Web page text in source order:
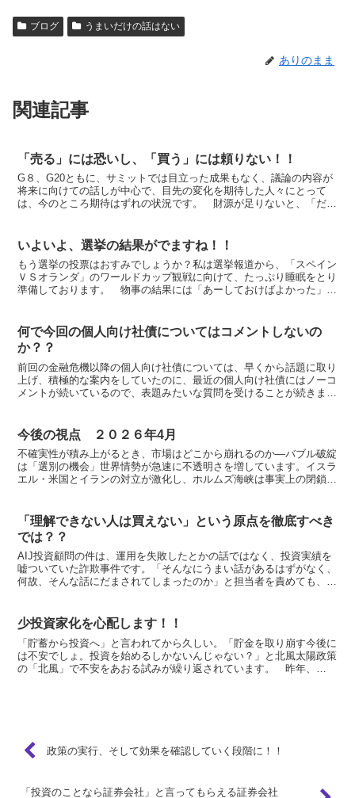
ブログ うまいだけの話はない
ありのまま
関連記事
「売る」には恐いし、「買う」には頼りない！！
G８、G20ともに、サミットでは目立った成果もなく、議論の内容が
将来に向けての話しが中心で、目先の変化を期待した人々にとって
は、今のところ期待はずれの状況です。 財源が足りないと、「だっ
いよいよ、選挙の結果がでますね！！
もう選挙の投票はおすみでしょうか？私は選挙報道から、「スペイン
ＶＳオランダ」のワールドカップ観戦に向けて、たっぷり睡眠をとり
準備しております。 物事の結果には「あーしておけばよかった」
何で今回の個人向け社債についてはコメントしないの
か？？
前回の金融危機以降の個人向け社債については、早くから話題に取り
上げ、積極的な案内をしていたのに、最近の個人向け社債にはノーコ
メントが続いているので、表題みたいな質問を受けることが続きまし
今後の視点 ２０２６年4月
不確実性が積み上がるとき、市場はどこから崩れるのか—バブル破綻
は「選別の機会」世界情勢が急速に不透明さを増しています。イスラ
エル・米国とイランの対立が激化し、ホルムズ海峡は事実上の閉鎖状
「理解できない人は買えない」という原点を徹底すべき
では？？
AIJ投資顧問の件は、運用を失敗したとかの話ではなく、投資実績を
嘘ついていた詐欺事件です。「そんなにうまい話があるはずがなく、
何故、そんな話にだまされてしまったのか」と担当者を責めても、担
少投資家化を心配します！！
「貯蓄から投資へ」と言われてから久しい。「貯金を取り崩す今後に
は不安でしょ。投資を始めるしかないんじゃない？」と北風太陽政策
の「北風」で不安をあおる試みが繰り返されています。 昨年、
政策の実行、そして効果を確認していく段階に！！
「投資のことなら証券会社」と言ってもらえる証券会社